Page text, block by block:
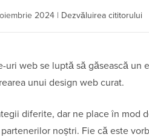
2024 | Dezvăluirea cititorului
uri web se luptă să găsească un
unui design web curat.
diferite, dar ne place în mod
noștri. Fie că este